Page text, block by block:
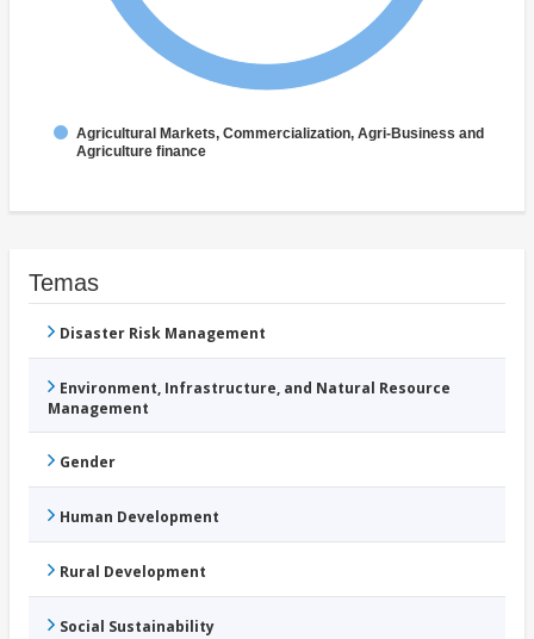
Agricultural Markets, Commercialization, Agri-Business and
Agriculture finance
Temas
Disaster Risk Management
Environment, Infrastructure, and Natural Resource
Management
Gender
Human Development
Rural Development
Social Sustainability